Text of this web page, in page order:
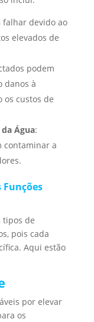
falhar devido ao
elevados de
podem
danos à
custos de
Água:
contaminar a
Funções
tipos de
pois cada
Aqui estão
por elevar
os